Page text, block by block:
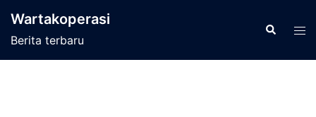
Wartakoperasi
Berita terbaru
Cari